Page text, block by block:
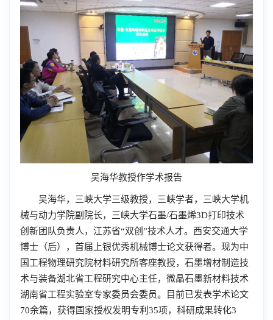
吴海华教授作学术报告
吴海华，三峡大学三级教授，三峡学者，三峡大学机
械与动力学院副院长，三峡大学石墨/石墨烯3D打印技术
创新团队负责人，江苏省“双创”技术人才。西安交通大学
博士（后），首届上银优秀机械博士论文获得者。现为中
国工程物理研究院材料研究所客座教授，石墨增材制造技
术与装备湖北省工程研究中心主任，微晶石墨新材料技术
湖南省工程实验室专家委员会委员。目前已发表学术论文
70余篇，获得国家授权发明专利35项，科研成果转化3